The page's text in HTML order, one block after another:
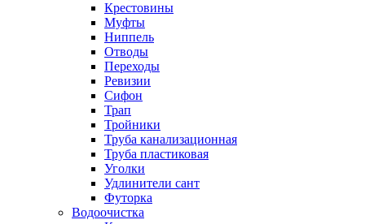
Крестовины
Муфты
Ниппель
Отводы
Переходы
Ревизии
Сифон
Трап
Тройники
Труба канализационная
Труба пластиковая
Уголки
Удлинители сант
Футорка
Водоочистка